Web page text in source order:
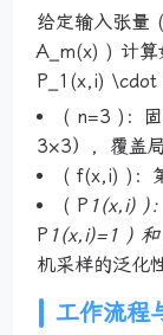
给定输入张量
A_m(x) ) 计
P_1(x,i)
( n=3 )：
3×3），覆盖
( f(x,i) )：
( P 1(x,i) )
P 1(x,i)=1 )
机采样的泛化
工作流程